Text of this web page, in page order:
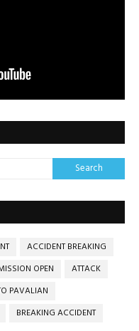
ACCIDENT BREAKING
OPEN
ATTACK
PAVALIAN
BREAKING ACCIDENT